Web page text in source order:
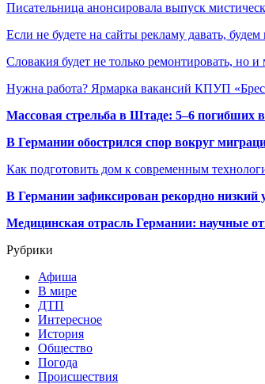
Писательница анонсировала выпуск
Если не будете на сайты рекламу давать,
Словакия будет не только ремонтировать, но
Нужна работа? Ярмарка вакансий КПУП
Массовая стрельба в Штаде: 5–6
В Германии обострился спор вокруг
Как подготовить дом к современным
В Германии зафиксирован рекордно
Медицинская отрасль Германии: научные
Рубрики
Афиша
В мире
ДТП
Интересное
История
Общество
Погода
Происшествия